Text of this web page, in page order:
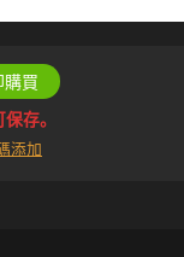
購買
存。
添加